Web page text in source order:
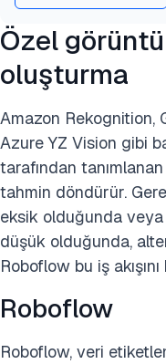
Özel
oluşturma
Amazon Rekognition,
Azure YZ Vision gibi
tarafından
tahmin döndürür.
eksik olduğunda
düşük olduğunda,
Roboflow bu iş
Roboflow
Roboflow, veri